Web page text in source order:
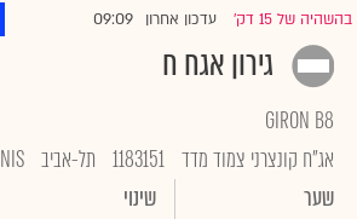
בהשהיה של 15 דק' |עדכון אחרון 09:09
גירון אגח ח
GIRON B8
אג"ח קונצרני צמוד מדד 1183151 תל-אביב NIS
שער
שינוי